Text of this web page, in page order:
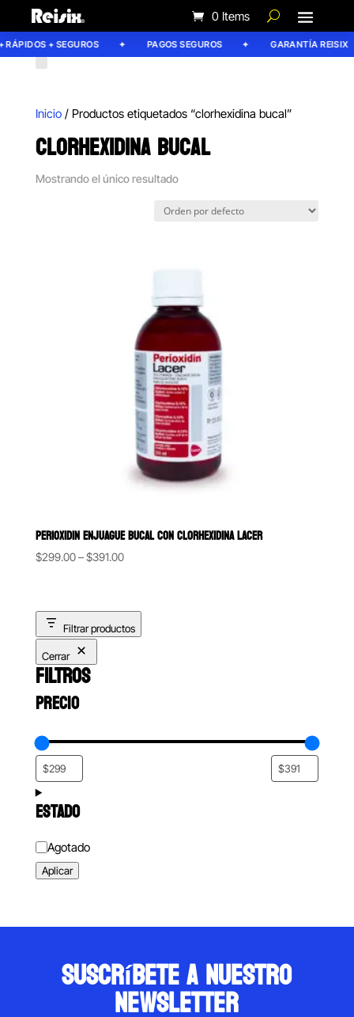
0 Items
+ SEGUROS PAGOS SEGUROS GARANTÍA REISIX
Inicio/ Productos etiquetados “clorhexidina bucal”
CLORHEXIDINA BUCAL
Mostrando el único resultado
PERIOXIDIN ENJUAGUE BUCAL CON CLORHEXIDINA LACER
$299.00–$391.00Price
through
$391.00
Filtrar productos
Cerrar
FILTROS
PRECIO
ESTADO
Estado
Agotado
Aplicar
suscríbete a nuestro
newsletter